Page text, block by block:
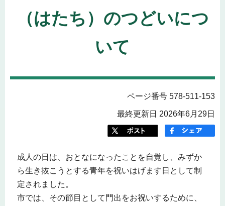
（はたち）のつどいにつ
いて
ページ番号 578-511-153
最終更新日 2026年6月29日
成人の日は、おとなになったことを自覚し、みずか
ら生き抜こうとする青年を祝いはげます日として制
定されました。
市では、その節目として門出をお祝いするために、